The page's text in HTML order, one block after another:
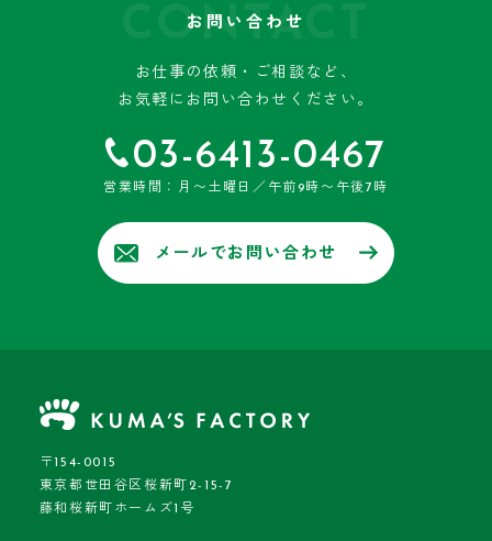
CONTACT
お問い合わせ
お仕事の依頼・ご相談など、
お気軽にお問い合わせください。
03-6413-0467
営業時間：月〜土曜日／午前9時〜午後7時
メールでお問い合わせ
〒154-0015
東京都世田谷区桜新町2-15-7
藤和桜新町ホームズ1号